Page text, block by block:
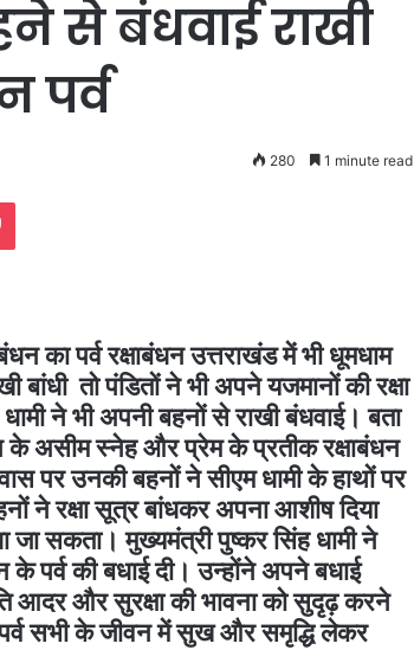
से बंधवाई राखी
पर्व
280 1 minute read
Pocket
पर्व रक्षाबंधन उत्तराखंड में भी धूमधाम
तो पंडितों ने भी अपने यजमानों की रक्षा
ने भी अपनी बहनों से राखी बंधवाई। बता
के असीम स्नेह और प्रेम के प्रतीक रक्षाबंधन
पर उनकी बहनों ने सीएम धामी के हाथों पर
ने रक्षा सूत्र बांधकर अपना आशीष दिया
जा सकता। मुख्यमंत्री पुष्कर सिंह धामी ने
के पर्व की बधाई दी। उन्होंने अपने बधाई
आदर और सुरक्षा की भावना को सुदृढ़ करने
पर्व सभी के जीवन में सुख और समृद्धि लेकर